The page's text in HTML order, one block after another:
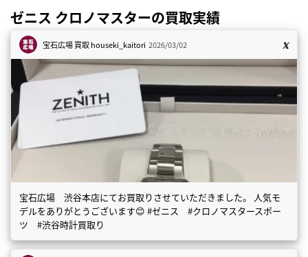
ゼニス クロノマスターの買取実績
宝石広場 買取houseki_kaitori 2026/03/02
宝石広場 渋谷本店にてお買取りさせていただきました。 人気モ
デルをありがとうございます😊 #ゼニス #クロノマスタースポー
ツ #渋谷時計買取り